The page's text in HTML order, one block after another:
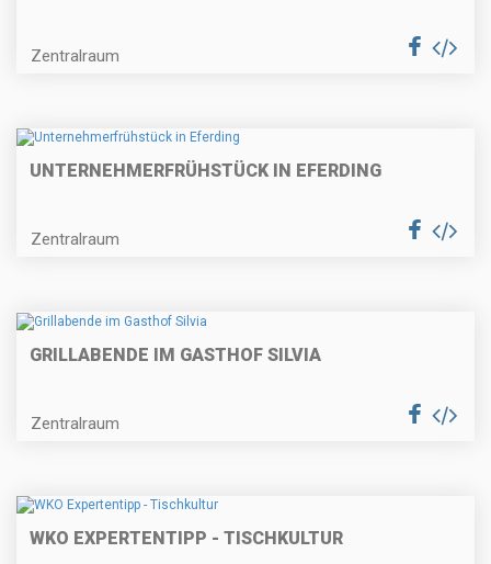
Zentralraum
UNTERNEHMERFRÜHSTÜCK IN EFERDING
Zentralraum
GRILLABENDE IM GASTHOF SILVIA
Zentralraum
WKO EXPERTENTIPP - TISCHKULTUR